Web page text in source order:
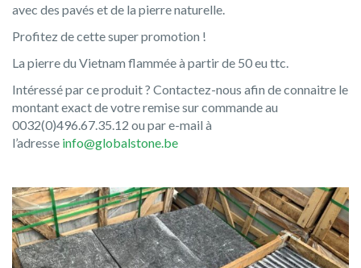
avec des pavés et de la pierre naturelle.
Profitez de cette super promotion !
La pierre du Vietnam flammée à partir de 50 eu ttc.
Intéressé par ce produit ? Contactez-nous afin de connaitre le
montant exact de votre remise sur commande au
0032(0)496.67.35.12 ou par e-mail à
l’adresse info@globalstone.be